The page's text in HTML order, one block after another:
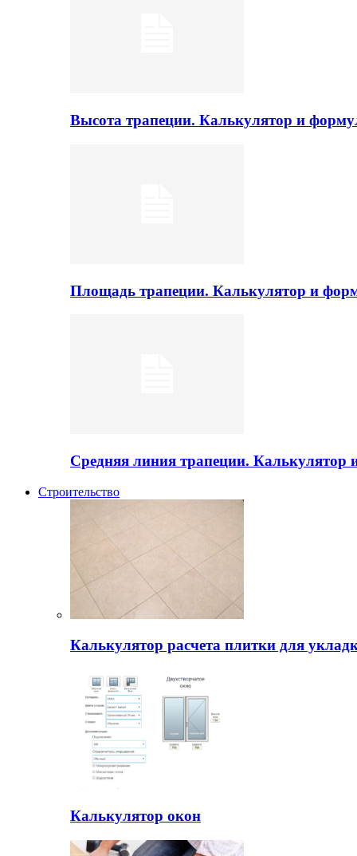
Высота трапеции. Калькулятор и
Площадь трапеции. Калькулятор и
Средняя линия трапеции.
Строительство
Калькулятор расчета плитки для
Калькулятор окон